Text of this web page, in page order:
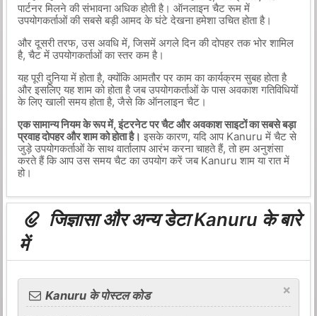
पार्टनर मिलने की संभावना अधिक होती है। ऑनलाइन चैट रूम में
उपयोगकर्ताओं की सबसे बड़ी आमद के घंटे देखना हमेशा उचित होता है।
और दूसरी तरफ, उस अवधि में, जिसमें अगले दिन की दोपहर तक भोर शामिल
है, चैट में उपयोगकर्ताओं का स्तर कम है।
यह पूरी दुनिया में होता है, क्योंकि आमतौर पर काम का कार्यक्रम सुबह होता है
और इसलिए यह शाम को होता है जब उपयोगकर्ताओं के पास अवकाश गतिविधियों
के लिए खाली समय होता है, जैसे कि ऑनलाइन चैट।
एक सामान्य नियम के रूप में, इंटरनेट पर चैट और अवकाश साइटों का सबसे बड़ा
प्रवाह दोपहर और शाम को होता है। इसके कारण, यदि आप Kanuru में चैट से
जुड़े उपयोगकर्ताओं के साथ वार्तालाप आरंभ करना चाहते हैं, तो हम अनुशंसा
करते हैं कि आप उस समय चैट का उपयोग करें जब Kanuru शाम या रात में
हो।
जिज्ञासा और अन्य डेटा Kanuru के बारे
में
×
Kanuru के पोस्टल कोड